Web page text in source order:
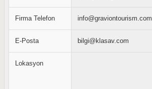
Firma Telefon info@graviontourism.com
E-Posta bilgi@klasav.com
Lokasyon